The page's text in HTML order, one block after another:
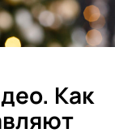
Как